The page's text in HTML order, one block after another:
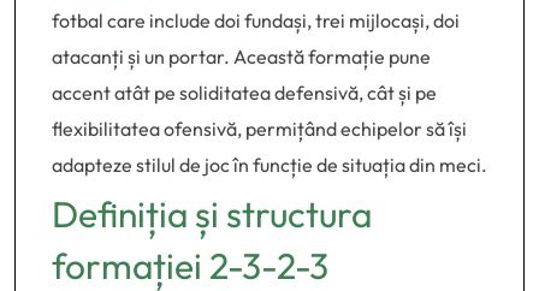
fotbal care include doi fundași, trei mijlocași, doi
atacanți și un portar. Această formație pune
accent atât pe soliditatea defensivă, cât și pe
flexibilitatea ofensivă, permițând echipelor să își
adapteze stilul de joc în funcție de situația din meci.
Definiția și structura
formației 2-3-2-3